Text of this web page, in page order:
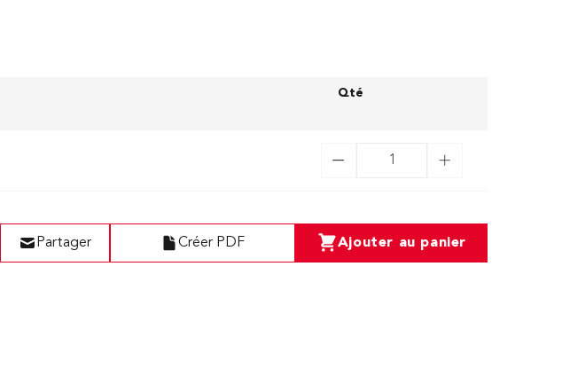
Qté
Ajouter au panier
Créer PDF
Partager